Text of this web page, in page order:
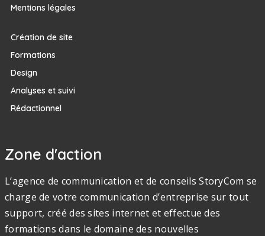
Mentions légales
Création de site
Formations
Design
Analyses et suivi
Rédactionnel
Zone d'action
L’agence de communication et de conseils StoryCom se
charge de votre communication d’entreprise sur tout
support, créé des sites internet et effectue des
formations dans le domaine des nouvelles